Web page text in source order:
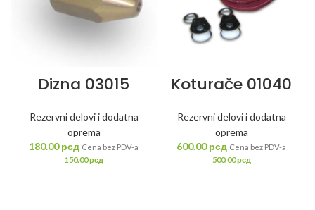
Dizna 03015
Rezervni delovi i dodatna
oprema
180.00рсд Cena bez PDV-a
150.00рсд
Koturače 01040
Rezervni delovi i dodatna
oprema
600.00рсд Cena bez PDV-a
500.00рсд